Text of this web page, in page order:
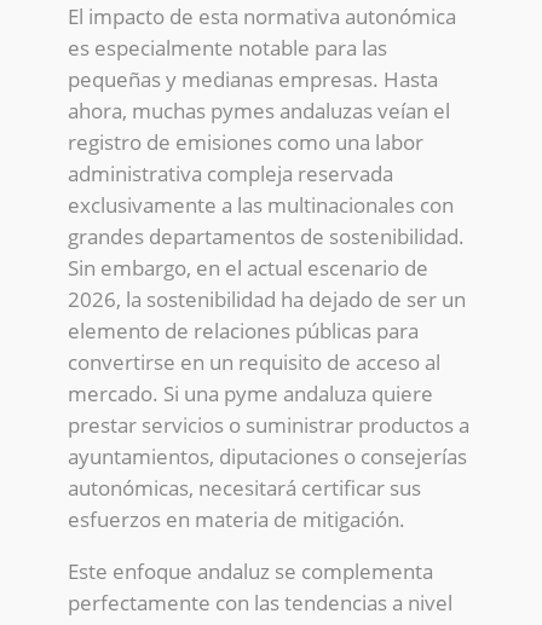
El impacto de esta normativa autonómica
es especialmente notable para las
pequeñas y medianas empresas. Hasta
ahora, muchas pymes andaluzas veían el
registro de emisiones como una labor
administrativa compleja reservada
exclusivamente a las multinacionales con
grandes departamentos de sostenibilidad.
Sin embargo, en el actual escenario de
2026, la sostenibilidad ha dejado de ser un
elemento de relaciones públicas para
convertirse en un requisito de acceso al
mercado. Si una pyme andaluza quiere
prestar servicios o suministrar productos a
ayuntamientos, diputaciones o consejerías
autonómicas, necesitará certificar sus
esfuerzos en materia de mitigación.
Este enfoque andaluz se complementa
perfectamente con las tendencias a nivel